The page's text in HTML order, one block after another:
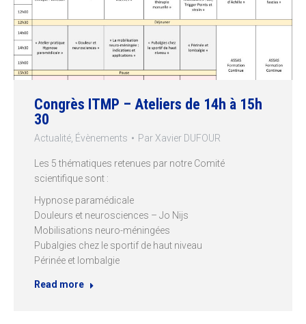
Congrès ITMP – Ateliers de 14h à 15h
30
Actualité Évènements Par Xavier DUFOUR
Les 5 thématiques retenues par notre Comité
scientifique sont :
Hypnose paramédicale
Douleurs et neurosciences – Jo Nijs
Mobilisations neuro-méningées
Pubalgies chez le sportif de haut niveau
Périnée et lombalgie
Read more